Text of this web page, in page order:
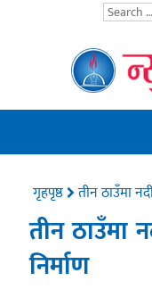
गृहपृष्ठ तीन ठाउँमा
तीन ठाउँमा
निर्माण